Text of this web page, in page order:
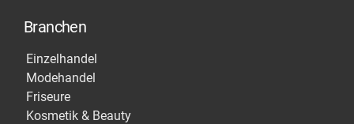
Branchen
Einzelhandel
Modehandel
Friseure
Kosmetik & Beauty